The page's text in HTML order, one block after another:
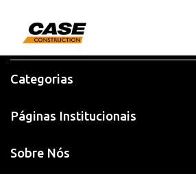
Categorias
Páginas Institucionais
Sobre Nós